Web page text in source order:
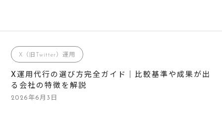
X（旧Twitter）運用
X運用代行の選び方完全ガイド｜比較基準や成果が出
る会社の特徴を解説
2026年6月3日